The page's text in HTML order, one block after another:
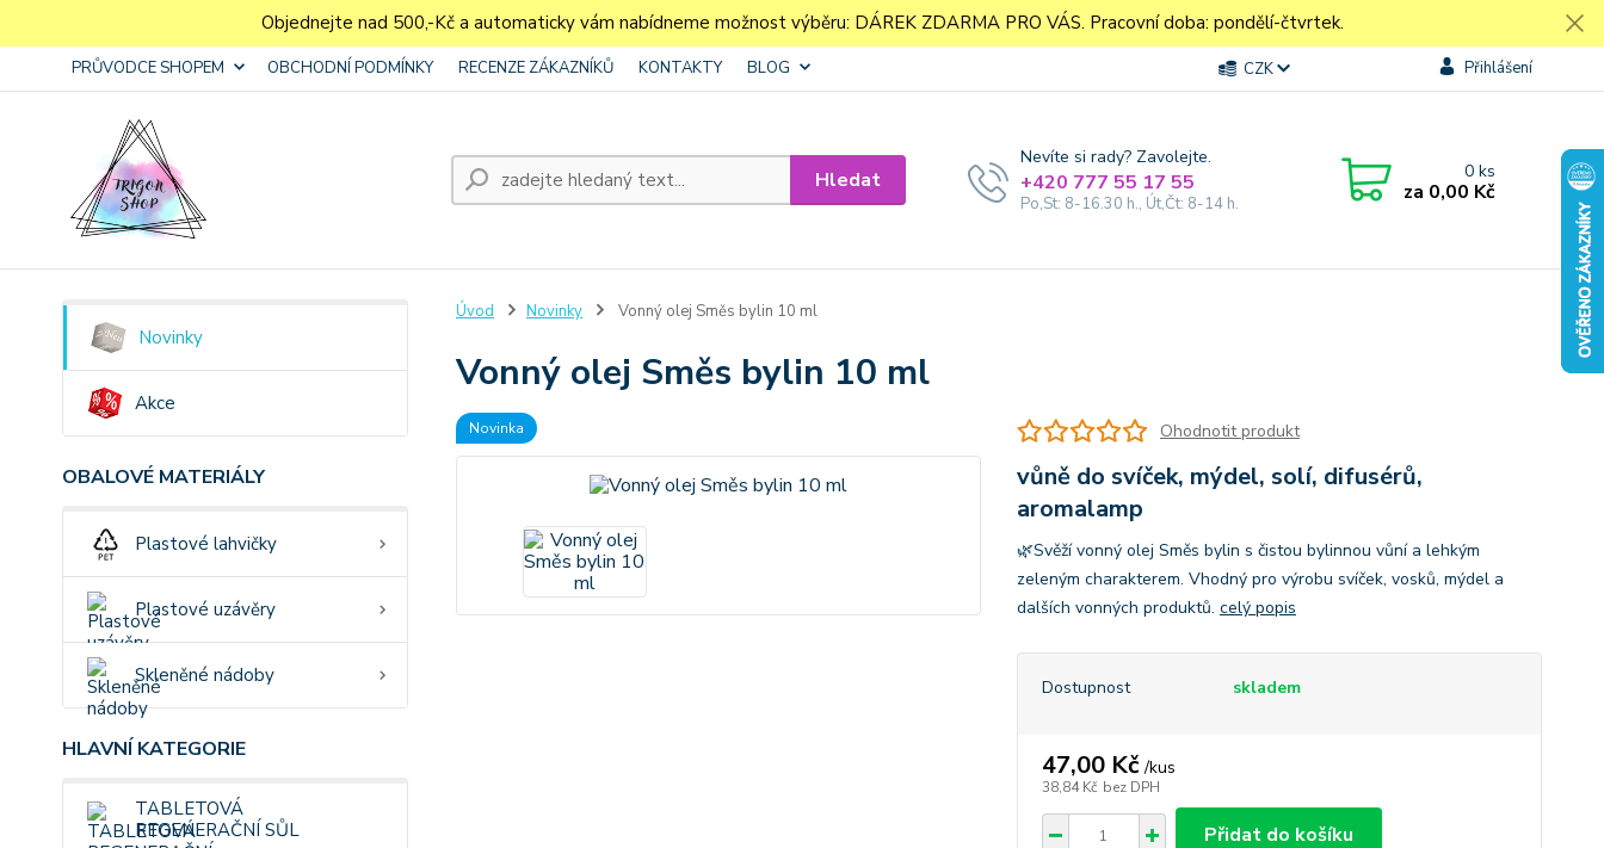
Objednejte nad 500,-Kč a automaticky vám nabídneme možnost výběru: DÁREK ZDARMA PRO VÁS. Pracovní doba: pondělí-čtvrtek.
PRŮVODCE SHOPEM OBCHODNÍ PODMÍNKY RECENZE ZÁKAZNÍKŮ KONTAKTY BLOG CZK Přihlášení
Hledat
Nevíte si rady? Zavolejte.
+420 777 55 17 55
Po,St: 8-16.30 h., Út,Čt: 8-14 h.
0ks
za 0,00 Kč
Novinky
Akce
OBALOVÉ MATERIÁLY
Plastové lahvičky
Plastové uzávěry
Skleněné nádoby
HLAVNÍ KATEGORIE
TABLETOVÁ
REGENERAČNÍ SŮL
Úvod Novinky Vonný olej Směs bylin 10 ml
Vonný olej Směs bylin 10 ml
Novinka Ohodnotit produkt
vůně do svíček, mýdel, solí, difusérů,
aromalamp
🌿Svěží vonný olej Směs bylin s čistou bylinnou vůní a lehkým
zeleným charakterem. Vhodný pro výrobu svíček, vosků, mýdel a
dalších vonných produktů. celý popis
Dostupnost skladem
47,00 Kč /kus
38,84 Kč bez DPH
Přidat do košíku